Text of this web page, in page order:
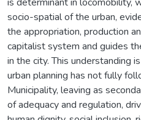
socio-spatial of the urban,
the appropriation, production
capitalist system and guides
in the city. This understanding
urban planning has not fully
Municipality, leaving as
of adequacy and regulation,